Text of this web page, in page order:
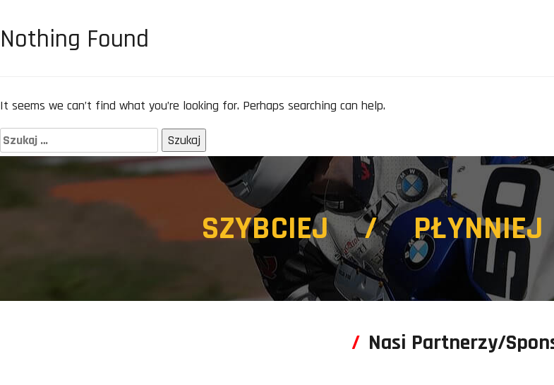
Nothing Found
It seems we can’t find what you’re looking for. Perhaps searching can help.
Szukaj:
SZYBCIEJ /
Nasi Partnerzy/